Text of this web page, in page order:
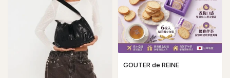
GOUTER de REINE